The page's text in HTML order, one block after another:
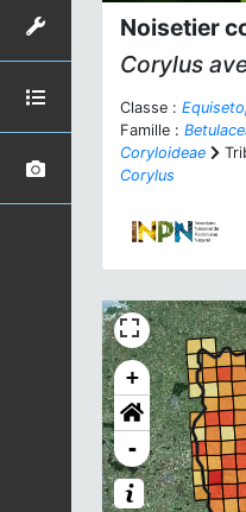
Noisetier
Corylus
Classe :
Famille :
Coryloideae
Corylus
+
-